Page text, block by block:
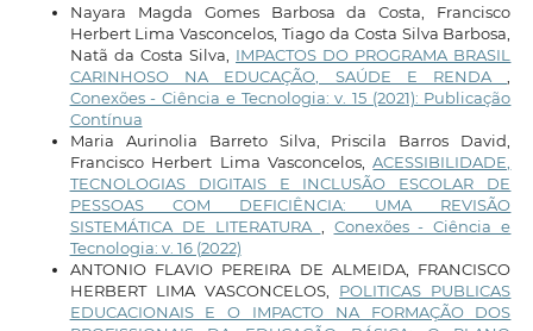
Nayara Magda Gomes Barbosa da Costa, Francisco
Herbert Lima Vasconcelos, Tiago da Costa Silva Barbosa,
Natã da Costa Silva, IMPACTOS DO PROGRAMA BRASIL
CARINHOSO NA EDUCAÇÃO, SAÚDE E RENDA
Conexões - Ciência e Tecnologia: v. 15 (2021): Publicação
Contínua
Maria Aurinolia Barreto Silva, Priscila Barros David,
Francisco Herbert Lima Vasconcelos,ACESSIBILIDADE,
TECNOLOGIAS DIGITAIS E INCLUSÃO ESCOLAR DE
PESSOAS COM DEFICIÊNCIA: UMA REVISÃO
SISTEMÁTICA DE LITERATURA
Conexões - Ciência e
Tecnologia: v. 16 (2022)
ANTONIO FLAVIO PEREIRA DE ALMEIDA, FRANCISCO
HERBERT LIMA VASCONCELOS, POLITICAS PUBLICAS
EDUCACIONAIS E O IMPACTO NA FORMAÇÃO DOS